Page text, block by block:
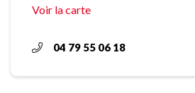
Voir la carte
04 79 55 06 18